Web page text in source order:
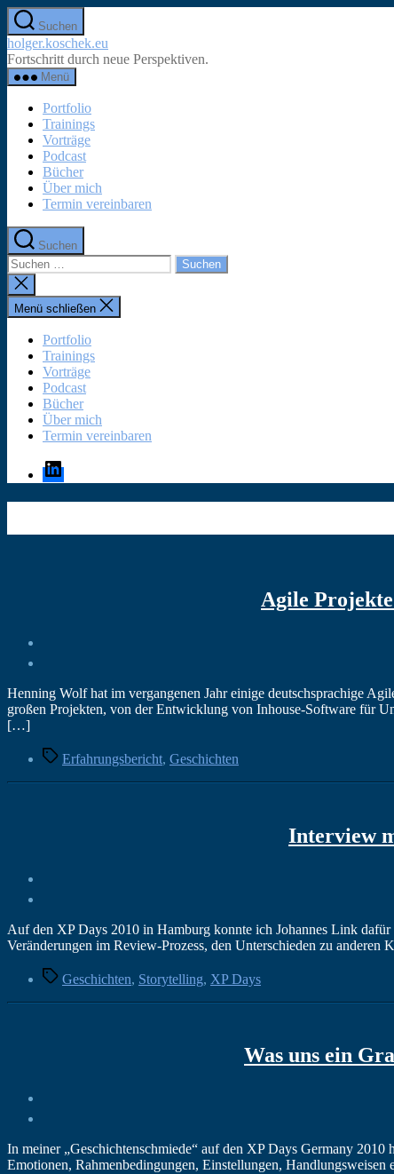
Zum
Inhalt
springen
Suchen
holger.koschek.eu
Fortschritt durch neue Perspektiven.
Menü
Portfolio
Trainings
Vorträge
Podcast
Bücher
Über mich
Termin vereinbaren
Suchen
Suchen
nach:
Suche
schließen
Menü schließen
Portfolio
Trainings
Vorträge
Podcast
Bücher
Über mich
Termin vereinbaren
LinkedIn
Agile
Henning Wolf hat im vergangenen Jahr einige deutschsprachige
großen Projekten, von der Entwicklung von Inhouse-Software für
[…]
Schlagwörter
Erfahrungsbericht, Geschichten
Interview
Auf den XP Days 2010 in Hamburg konnte ich Johannes Link
Veränderungen im Review-Prozess, den Unterschieden zu
Schlagwörter
Geschichten, Storytelling, XP Days
Was uns ein
In meiner „Geschichtenschmiede“ auf den XP Days Germany
Emotionen, Rahmenbedingungen, Einstellungen,